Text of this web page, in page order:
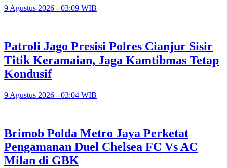
9 Agustus 2026 - 03:09 WIB
Patroli Jago Presisi Polres Cianjur Sisir
Titik Keramaian, Jaga Kamtibmas Tetap
Kondusif
9 Agustus 2026 - 03:04 WIB
Brimob Polda Metro Jaya Perketat
Pengamanan Duel Chelsea FC Vs AC
Milan di GBK